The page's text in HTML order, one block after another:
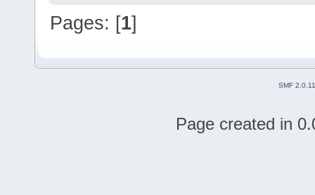
Pages: [1]
SMF 2.0.11
Page created in